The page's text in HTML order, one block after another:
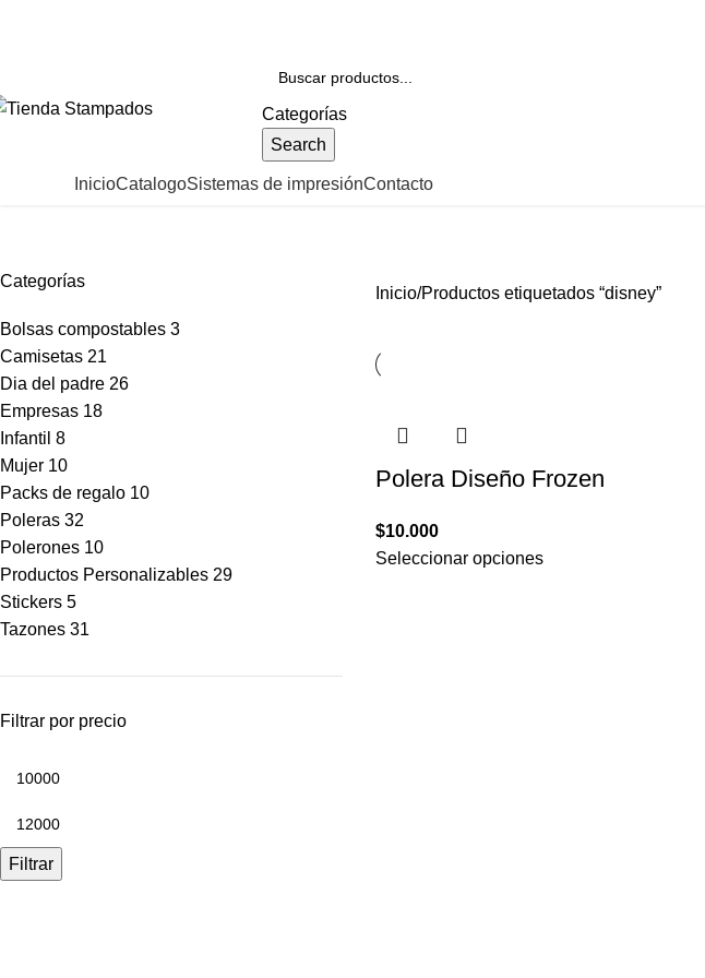
Categorías
Search
InicioCatalogoSistemas de impresiónContacto
Categorías
Bolsas compostables 3
Camisetas 21
Dia del padre 26
Empresas 18
Infantil 8
Mujer 10
Packs de regalo 10
Poleras 32
Polerones 10
Productos Personalizables 29
Stickers 5
Tazones 31
Filtrar por precio
Filtrar
Inicio Productos etiquetados “disney”
Polera Diseño Frozen
$10.000
Seleccionar opciones